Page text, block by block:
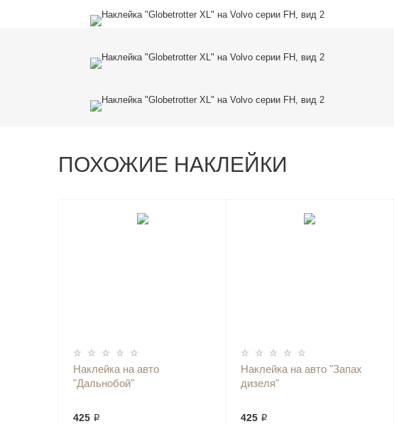
ПОХОЖИЕ НАКЛЕЙКИ
Наклейка на авто
"Дальнобой"
425 ₽
Наклейка на авто "Запах
дизеля"
425 ₽